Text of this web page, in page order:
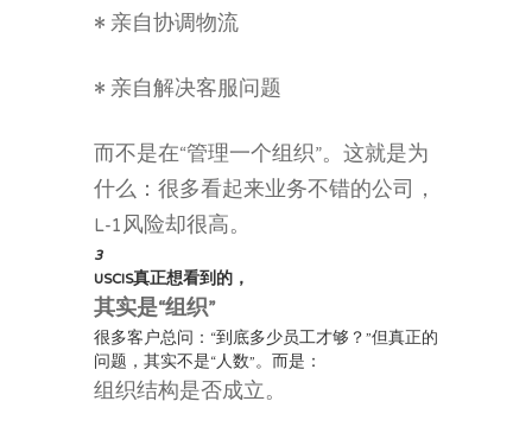
• 亲自协调物流
• 亲自解决客服问题
而不是在“管理一个组织”。这就是为
什么：很多看起来业务不错的公司，
L-1风险却很高。
3
USCIS真正想看到的，
其实是“组织”
很多客户总问：“到底多少员工才够？”但真正的
问题，其实不是“人数”。而是：
组织结构是否成立。